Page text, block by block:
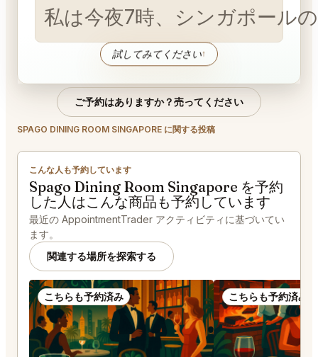
私は今夜7時、シンガポール
試してみてください↑
ご予約はありますか？売ってください
SPAGO DINING ROOM SINGAPORE に関する投稿
こんな人も予約しています
Spago Dining Room Singapore を予約
した人はこんな商品も予約しています
最近の AppointmentTrader アクティビティに基づいてい
ます。
関連する場所を探索する
こちらも予約済み こちらも予約済み